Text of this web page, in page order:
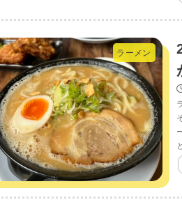
ラーメン